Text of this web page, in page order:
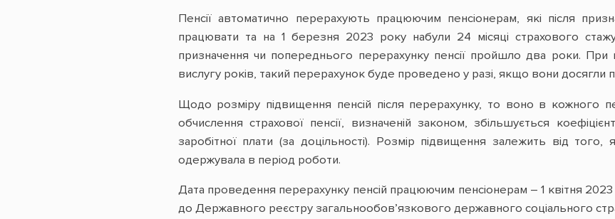
Пенсії автоматично перерахують працюючим пенсіонерам, які після
працювати та на 1 березня 2023 року набули 24 місяці страхового
призначення чи попереднього перерахунку пенсії пройшло два роки.
вислугу років, такий перерахунок буде проведено у разі, якщо вони досягли
Щодо розміру підвищення пенсій після перерахунку, то воно в кожного
обчислення страхової пенсії, визначеній законом, збільшується
заробітної плати (за доцільності). Розмір підвищення залежить від
одержувала в період роботи.
Дата проведення перерахунку пенсій працюючим пенсіонерам – 1 квітня
до Державного реєстру загальнообов’язкового державного соціального